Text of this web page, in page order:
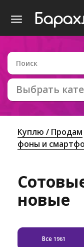
Выбрать
Куплю / Продам
фоны и
новые
Все 1961